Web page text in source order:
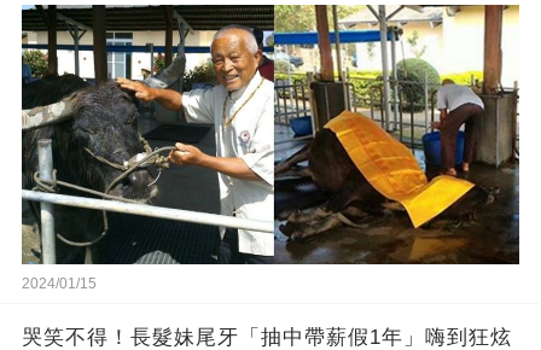
找個好人家
2024/01/15
哭笑不得！長髮妹尾牙「抽中帶薪假1年」嗨到狂炫